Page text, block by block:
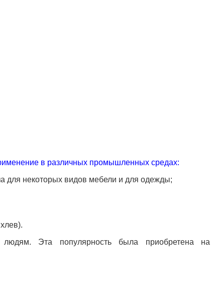
в различных промышленных средах:
для некоторых видов мебели и для одежды;
людям. Эта популярность была приобретена на